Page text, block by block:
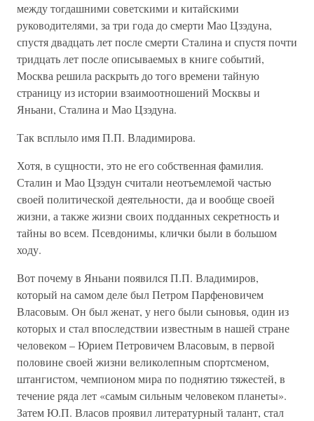
между тогдашними советскими и китайскими
руководителями, за три года до смерти Мао Цзэдуна,
спустя двадцать лет после смерти Сталина и спустя почти
тридцать лет после описываемых в книге событий,
Москва решила раскрыть до того времени тайную
страницу из истории взаимоотношений Москвы и
Яньани, Сталина и Мао Цзэдуна.
Так всплыло имя П.П. Владимирова.
Хотя, в сущности, это не его собственная фамилия.
Сталин и Мао Цзэдун считали неотъемлемой частью
своей политической деятельности, да и вообще своей
жизни, а также жизни своих подданных секретность и
тайны во всем. Псевдонимы, клички были в большом
ходу.
Вот почему в Яньани появился П.П. Владимиров,
который на самом деле был Петром Парфеновичем
Власовым. Он был женат, у него были сыновья, один из
которых и стал впоследствии известным в нашей стране
человеком – Юрием Петровичем Власовым, в первой
половине своей жизни великолепным спортсменом,
штангистом, чемпионом мира по поднятию тяжестей, в
течение ряда лет «самым сильным человеком планеты».
Затем Ю.П. Власов проявил литературный талант, стал